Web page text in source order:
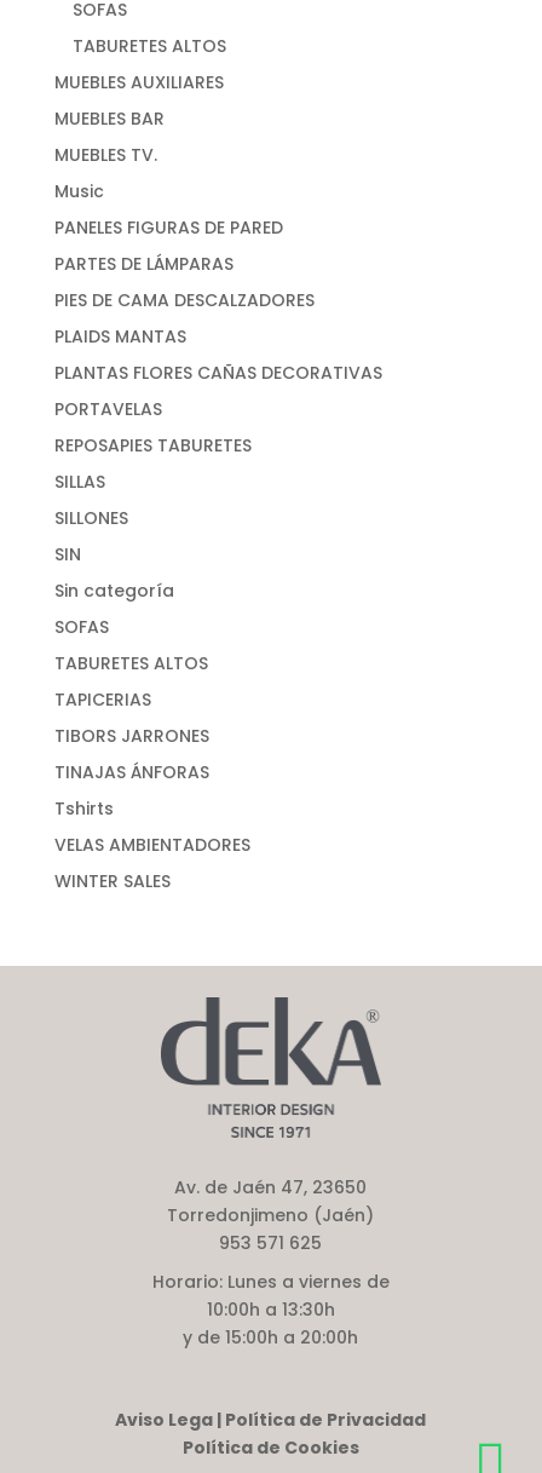
SOFAS
TABURETES ALTOS
MUEBLES AUXILIARES
MUEBLES BAR
MUEBLES TV.
Music
PANELES FIGURAS DE PARED
PARTES DE LÁMPARAS
PIES DE CAMA DESCALZADORES
PLAIDS MANTAS
PLANTAS FLORES CAÑAS DECORATIVAS
PORTAVELAS
REPOSAPIES TABURETES
SILLAS
SILLONES
SIN
Sin categoría
SOFAS
TABURETES ALTOS
TAPICERIAS
TIBORS JARRONES
TINAJAS ÁNFORAS
Tshirts
VELAS AMBIENTADORES
WINTER SALES
Av. de Jaén 47, 23650
Torredonjimeno (Jaén)
953 571 625
Horario:Lunes a viernes de
10:00h a 13:30h
y de 15:00h a 20:00h
Aviso Lega | Política de Privacidad
Política de Cookies